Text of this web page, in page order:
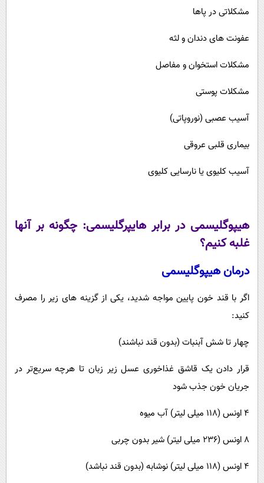
مشکلاتی در پاها
عفونت های دندان و لثه
مشکلات استخوان و مفاصل
مشکلات پوستی
آسیب عصبی (نوروپاتی)
بیماری قلبی عروقی
آسیب کلیوی یا نارسایی کلیوی
هیپوگلیسمی در برابر هایپرگلیسمی: چگونه بر آنها
غلبه کنیم؟
درمان هیپوگلیسمی
اگر با قند خون پایین مواجه شدید، یکی از گزینه های زیر را مصرف
کنید:
چهار تا شش آبنبات (بدون قند نباشند)
قرار دادن یک قاشق غذاخوری عسل زیر زبان تا هرچه سریع‌تر در
جریان خون جذب شود
4 اونس (118 میلی لیتر) آب میوه
8 اونس (236 میلی لیتر) شیر بدون چربی
4 اونس (118 میلی لیتر) نوشابه (بدون قند نباشد)